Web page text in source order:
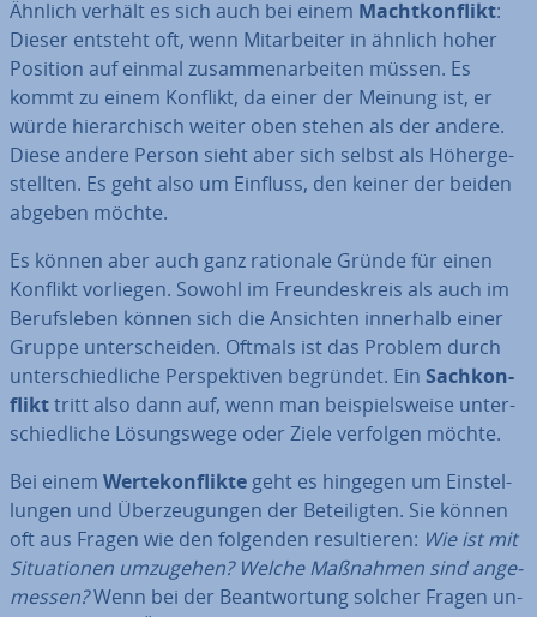
Ähnlich verhält es sich auch bei einem Macht­kon­flikt:
Dieser entsteht oft, wenn Mit­ar­bei­ter in ähnlich hoher
Position auf einmal zu­sam­men­ar­bei­ten müssen. Es
kommt zu einem Konflikt, da einer der Meinung ist, er
würde hier­ar­chisch weiter oben stehen als der andere.
Diese andere Person sieht aber sich selbst als Hö­her­ge­
stell­ten. Es geht also um Einfluss, den keiner der beiden
abgeben möchte.
Es können aber auch ganz rationale Gründe für einen
Konflikt vorliegen. Sowohl im Freun­des­kreis als auch im
Be­rufs­le­ben können sich die Ansichten innerhalb einer
Gruppe un­ter­schei­den. Oftmals ist das Problem durch
un­ter­schied­li­che Per­spek­ti­ven begründet. Ein Sach­kon­
flikttritt also dann auf, wenn man bei­spiels­wei­se un­ter­
schied­li­che Lö­sungs­we­ge oder Ziele verfolgen möchte.
Bei einem Wer­te­kon­flik­te geht es hingegen um Ein­stel­
lun­gen und Über­zeu­gun­gen der Be­tei­lig­ten. Sie können
oft aus Fragen wie den folgenden re­sul­tie­ren: Wie ist mit
Si­tua­tio­nen umzugehen? Welche Maßnahmen sind an­ge­
mes­sen?Wenn bei der Be­ant­wor­tung solcher Fragen un­